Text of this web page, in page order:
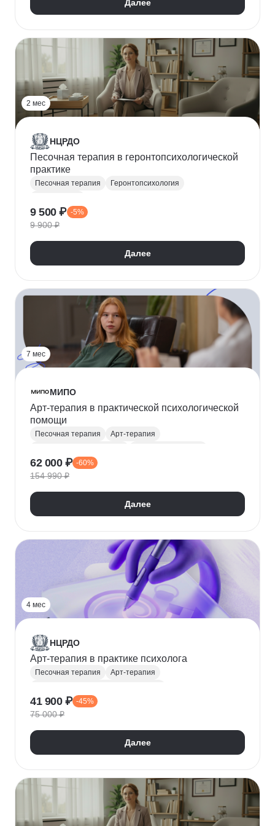
Далее
2 мес
НЦРДО
Песочная терапия в геронтопсихологической
практике
Песочная терапия
Геронтопсихология
9 500 ₽ -5%
9 900 ₽
Далее
7 мес
МИПО
Арт-терапия в практической психологической
помощи
Песочная терапия
Арт-терапия
Сказкотерапия
62 000 ₽ -60%
154 990 ₽
Далее
4 мес
НЦРДО
Арт-терапия в практике психолога
Песочная терапия
Арт-терапия
Метафорические ассоциативные карты
Сказкотерапия
41 900 ₽ -45%
75 000 ₽
Далее